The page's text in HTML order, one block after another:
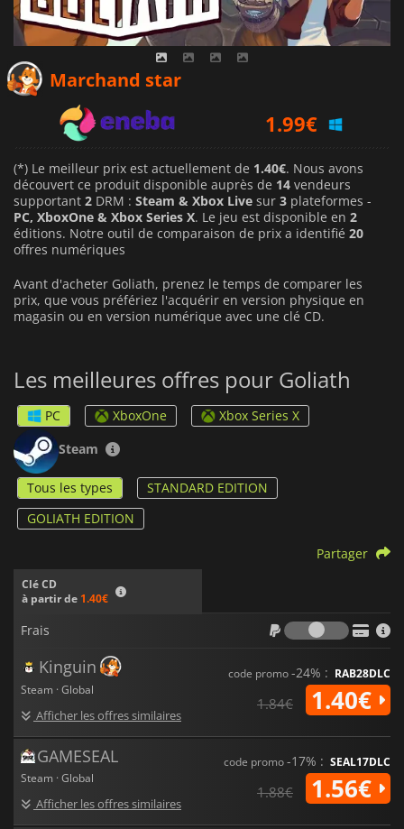
Marchand star
1.99€
5.39€
(*) Le meilleur prix est actuellement de 1.40€. Nous avons
découvert ce produit disponible auprès de 14 vendeurs
supportant 2 DRM : Steam & Xbox Live sur 3 plateformes -
PC, XboxOne & Xbox Series X. Le jeu est disponible en 2
éditions. Notre outil de comparaison de prix a identifié 20
offres numériques
Avant d'acheter Goliath, prenez le temps de comparer les
prix, que vous préfériez l'acquérir en version physique en
magasin ou en version numérique avec une clé CD.
Les meilleures offres pour Goliath
PC XboxOne
Xbox Series X
Steam
Tous les types
STANDARD EDITION
GOLIATH EDITION
Clé CD
à partir de 1.40€
Partager
Frais
Frais
Kinguin
Steam · Global
Afficher les offres similaires
code promo-24% : RAB28DLC
1.84€ 1.40€
GAMESEAL
Steam · Global
Afficher les offres similaires
code promo-17% : SEAL17DLC
1.88€ 1.56€